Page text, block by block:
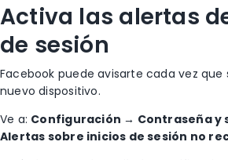
Activa las alertas
de sesión
Facebook puede avisarte cada vez
nuevo dispositivo.
Ve a: Configuración → Contraseña y
Alertas sobre inicios de sesión no